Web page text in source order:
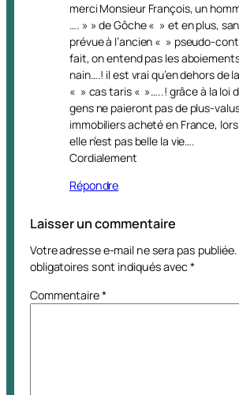
merci Monsieur François, un
…. » » de Gôche « » et en plus,
prévue à l’ancien « » pseudo-
fait, on entend pas les
nain….! il est vrai qu’en dehors de
« » cas taris « »…..! grâce à la loi
gens ne paieront pas de plus-
immobiliers acheté en France,
elle n’est pas belle la vie….
Cordialement
Répondre
Laisser un commentaire
Votre adresse e-mail ne sera pas publiée.
obligatoires sont indiqués avec*
Commentaire*